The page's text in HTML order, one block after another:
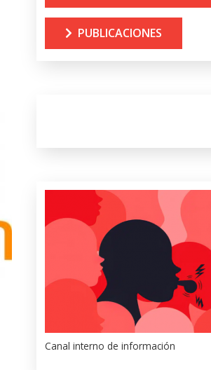
PUBLICACIONES
Canal interno de información